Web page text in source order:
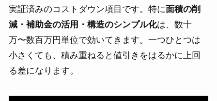
実証済みのコストダウン項目です。特に面積の削
減・補助金の活用・構造のシンプル化は、数十
万〜数百万円単位で効いてきます。一つひとつは
小さくても、積み重ねると値引きをはるかに上回
る差になります。